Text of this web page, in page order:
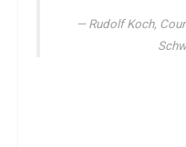
Rudolf Koch,